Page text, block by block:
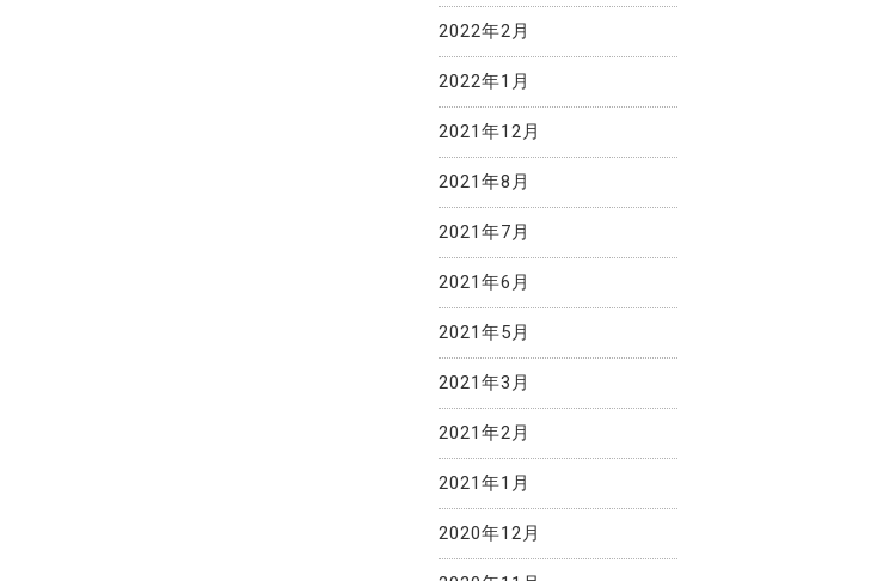
2022年2月
2022年1月
2021年12月
2021年8月
2021年7月
2021年6月
2021年5月
2021年3月
2021年2月
2021年1月
2020年12月